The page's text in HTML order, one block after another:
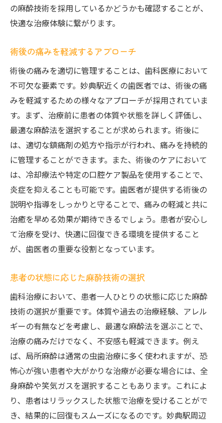
の麻酔技術を採用しているかどうかも確認することが、
快適な治療体験に繋がります。
術後の痛みを軽減するアプローチ
術後の痛みを適切に管理することは、歯科医療において
不可欠な要素です。妙典駅近くの歯医者では、術後の痛
みを軽減するための様々なアプローチが採用されていま
す。まず、治療前に患者の体質や状態を詳しく評価し、
最適な麻酔法を選択することが求められます。術後に
は、適切な鎮痛剤の処方や指示が行われ、痛みを持続的
に管理することができます。また、術後のケアにおいて
は、冷却療法や特定の口腔ケア製品を使用することで、
炎症を抑えることも可能です。歯医者が提供する術後の
説明や指導をしっかりと守ることで、痛みの軽減と共に
治癒を早める効果が期待できるでしょう。患者が安心し
て治療を受け、快適に回復できる環境を提供すること
が、歯医者の重要な役割となっています。
患者の状態に応じた麻酔技術の選択
歯科治療において、患者一人ひとりの状態に応じた麻酔
技術の選択が重要です。体質や過去の治療経験、アレル
ギーの有無などを考慮し、最適な麻酔法を選ぶことで、
治療の痛みだけでなく、不安感も軽減できます。例え
ば、局所麻酔は通常の虫歯治療に多く使われますが、恐
怖心が強い患者や大がかりな治療が必要な場合には、全
身麻酔や笑気ガスを選択することもあります。これによ
り、患者はリラックスした状態で治療を受けることがで
き、結果的に回復もスムーズになるのです。妙典駅周辺